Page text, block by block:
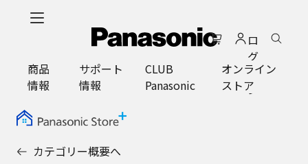
ロ
グ
イ
ン
商品
情報
サポート
情報
CLUB
Panasonic
オンライン
ストア
カテゴリー概要へ